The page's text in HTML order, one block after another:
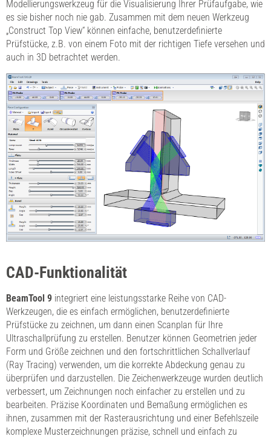
Modellierungswerkzeug für die Visualisierung Ihrer Prüfaufgabe, wie
es sie bisher noch nie gab. Zusammen mit dem neuen Werkzeug
„Construct Top View“ können einfache, benutzerdefinierte
Prüfstücke, z.B. von einem Foto mit der richtigen Tiefe versehen und
auch in 3D betrachtet werden.
CAD-Funktionalität
BeamTool 9 integriert eine leistungsstarke Reihe von CAD-
Werkzeugen, die es einfach ermöglichen, benutzerdefinierte
Prüfstücke zu zeichnen, um dann einen Scanplan für Ihre
Ultraschallprüfung zu erstellen. Benutzer können Geometrien jeder
Form und Größe zeichnen und den fortschrittlichen Schallverlauf
(Ray Tracing) verwenden, um die korrekte Abdeckung genau zu
überprüfen und darzustellen. Die Zeichenwerkzeuge wurden deutlich
verbessert, um Zeichnungen noch einfacher zu erstellen und zu
bearbeiten. Präzise Koordinaten und Bemaßung ermöglichen es
ihnen, zusammen mit der Rasterausrichtung und einer Befehlszeile
komplexe Musterzeichnungen präzise, schnell und einfach zu